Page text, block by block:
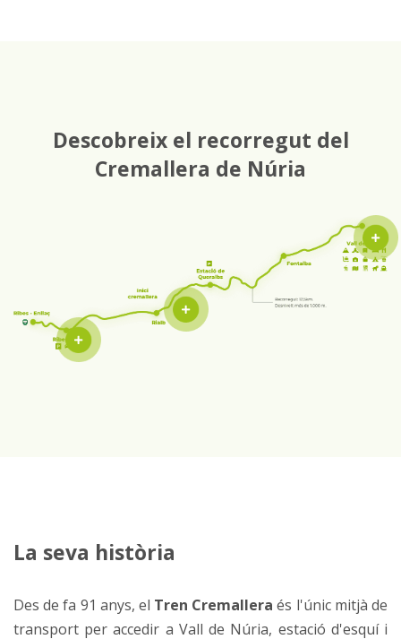
Descobreix el recorregut del
Cremallera de Núria
La seva història
Des de fa 91 anys, el Tren Cremallera és l'únic mitjà de
transport per accedir a Vall de Núria, estació d'esquí i